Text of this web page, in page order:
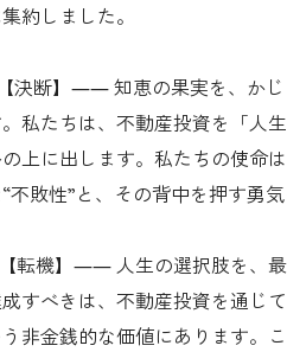
約しました。
決断】―― 知恵の果実を、か
私たちは、不動産投資を「人
上に出します。私たちの使命
不敗性”と、その背中を押す勇
転機】―― 人生の選択肢を、
すべきは、不動産投資を通じ
非金銭的な価値にあります。